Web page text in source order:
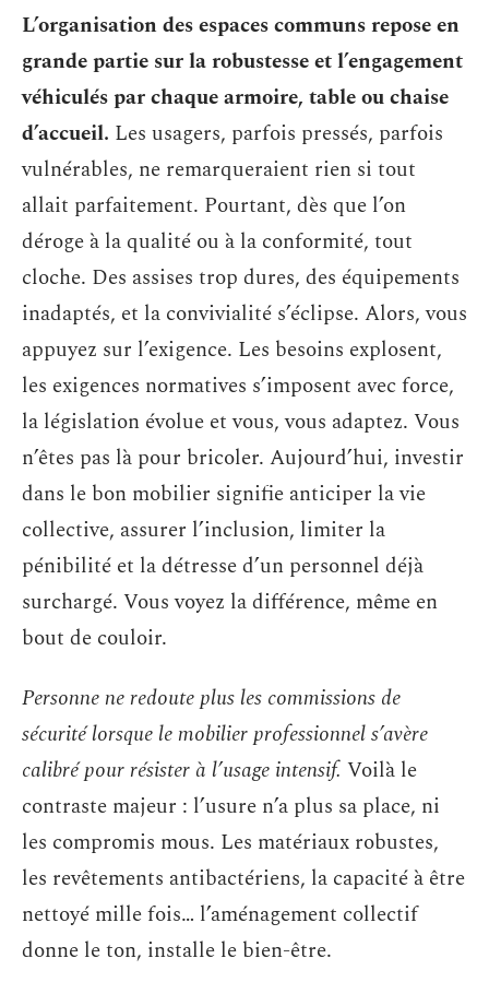
L’organisation des espaces communs repose en
grande partie sur la robustesse et l’engagement
véhiculés par chaque armoire, table ou chaise
d’accueil. Les usagers, parfois pressés, parfois
vulnérables, ne remarqueraient rien si tout
allait parfaitement. Pourtant, dès que l’on
déroge à la qualité ou à la conformité, tout
cloche. Des assises trop dures, des équipements
inadaptés, et la convivialité s’éclipse. Alors, vous
appuyez sur l’exigence. Les besoins explosent,
les exigences normatives s’imposent avec force,
la législation évolue et vous, vous adaptez. Vous
n’êtes pas là pour bricoler. Aujourd’hui, investir
dans le bon mobilier signifie anticiper la vie
collective, assurer l’inclusion, limiter la
pénibilité et la détresse d’un personnel déjà
surchargé. Vous voyez la différence, même en
bout de couloir.
Personne ne redoute plus les commissions de
sécurité lorsque le mobilier professionnel s’avère
calibré pour résister à l’usage intensif. Voilà le
contraste majeur : l’usure n’a plus sa place, ni
les compromis mous. Les matériaux robustes,
les revêtements antibactériens, la capacité à être
nettoyé mille fois… l’aménagement collectif
donne le ton, installe le bien-être.